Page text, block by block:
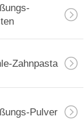
Zahnpasta
Pulver